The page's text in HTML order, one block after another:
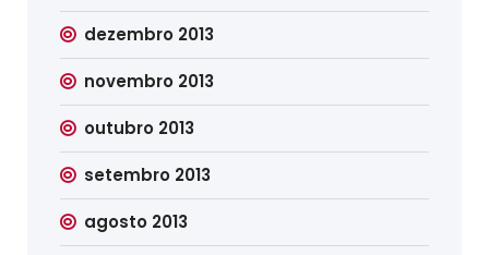
dezembro 2013
novembro 2013
outubro 2013
setembro 2013
agosto 2013